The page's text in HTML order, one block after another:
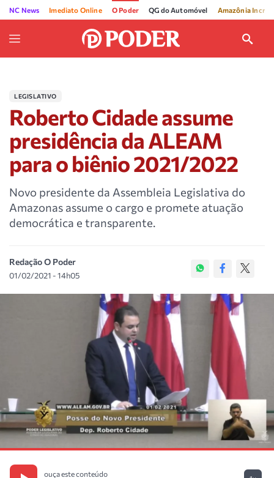
NC News Imediato Online O Poder QG do Automóvel Amazônia
LEGISLATIVO
Roberto Cidade assume
presidência da ALEAM
para o biênio 2021/2022
Novo presidente da Assembleia Legislativa do
Amazonas assume o cargo e promete atuação
democrática e transparente.
Redação O Poder
01/02/2021 - 14h05
ouça este conteúdo